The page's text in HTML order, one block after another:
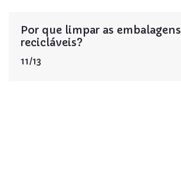
Por que limpar as embalagens
recicláveis?
11/13